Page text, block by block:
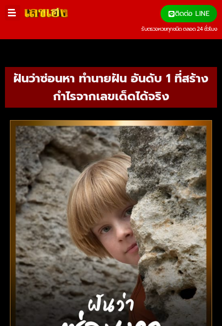
ติดต่อ LINE
รับตรวจหวยทุกชนิด ตลอด 24 ชั่วโมง
ฝันว่าซ่อนหา ทำนายฝัน อันดับ 1 ที่สร้าง
กำไรจากเลขเด็ดได้จริง